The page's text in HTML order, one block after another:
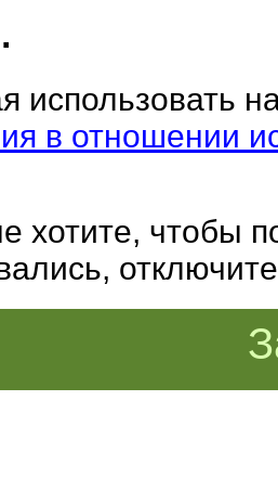
использовать
в отношении
хотите, чтобы